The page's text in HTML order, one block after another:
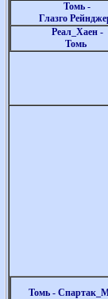
Томь -
Глазго
Реал_Хаен -
Томь
Томь -